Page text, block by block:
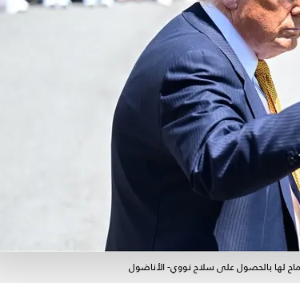
لها بالحصول على سلاح نووي- الأناضول